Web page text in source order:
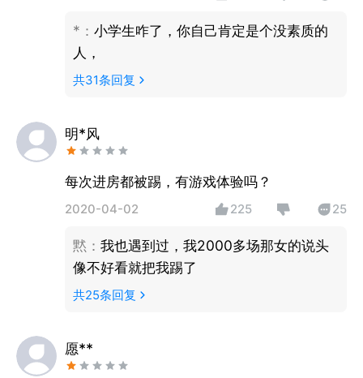
ㅤ*ㅤ ： 小学生咋了，你自己肯定是个没素质的
人，
共31条回复
明*风
每次进房都被踢，有游戏体验吗？
2020-04-02 225 25
黙 ： 我也遇到过，我2000多场那女的说头
像不好看就把我踢了
共25条回复
愿**